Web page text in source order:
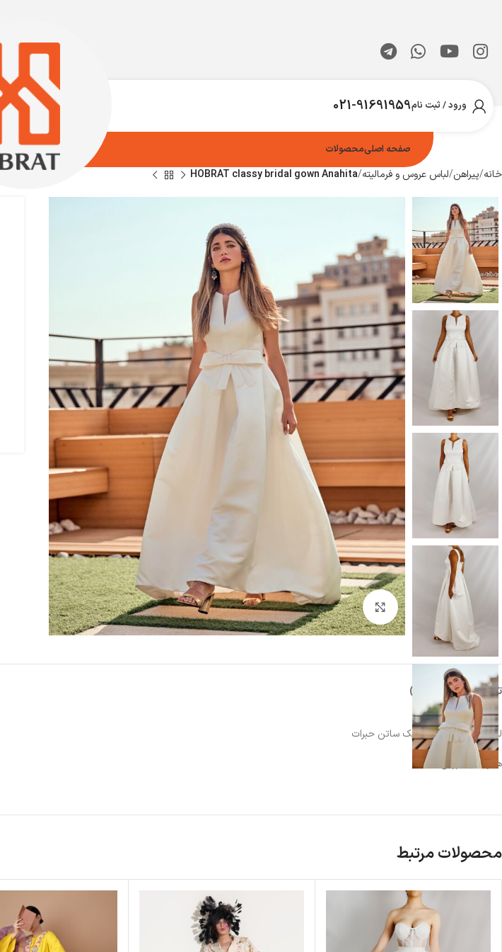
ورود / ثبت نام021-91691959
صفحه اصلیمحصولات
خانه پیراهن لباس عروس و فرمالیته HOBRAT classy bridal gown Anahita
بزرگنمایی تصویر
توضیحاتنظرات (0)
لباس عروس ساده و شیک ساتن حبرات
همراه تل عروس هدیه
محصولات مرتبط